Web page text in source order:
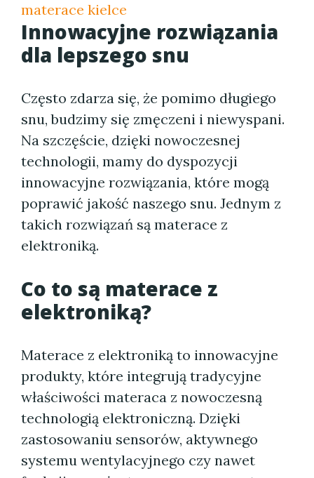
materace kielce
Innowacyjne rozwiązania
dla lepszego snu
Często zdarza się, że pomimo długiego
snu, budzimy się zmęczeni i niewyspani.
Na szczęście, dzięki nowoczesnej
technologii, mamy do dyspozycji
innowacyjne rozwiązania, które mogą
poprawić jakość naszego snu. Jednym z
takich rozwiązań są materace z
elektroniką.
Co to są materace z
elektroniką?
Materace z elektroniką to innowacyjne
produkty, które integrują tradycyjne
właściwości materaca z nowoczesną
technologią elektroniczną. Dzięki
zastosowaniu sensorów, aktywnego
systemu wentylacyjnego czy nawet